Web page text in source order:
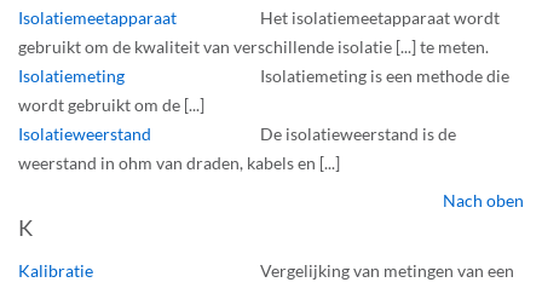
Isolatiemeetapparaat
Het isolatiemeetapparaat wordt
gebruikt om de kwaliteit van verschillende isolatie [...] te meten.
Isolatiemeting
Isolatiemeting is een methode die
wordt gebruikt om de [...]
Isolatieweerstand
De isolatieweerstand is de
weerstand in ohm van draden, kabels en [...]
Nach oben
K
Kalibratie
Vergelijking van metingen van een